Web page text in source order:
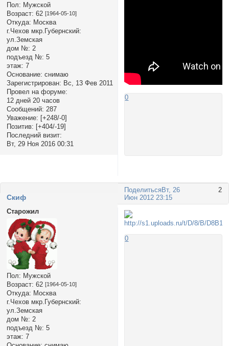
Пол: Мужской
Возраст: 62 [1964-05-10]
Откуда: Москва
г.Чехов мкр.Губернский:
ул.Земская
дом №: 2
подъезд №: 5
этаж: 7
Основание: снимаю
Зарегистрирован: Вс, 13 Фев 2011
Провел на форуме:
12 дней 20 часов
Сообщений: 287
Уважение: [+248/-0]
Позитив: [+404/-19]
Последний визит:
Вт, 29 Ноя 2016 00:31
0
Поделиться 2
Вт, 26
Июн 2012 23:15
Cкиф
Старожил
Пол: Мужской
Возраст: 62 [1964-05-10]
Откуда: Москва
г.Чехов мкр.Губернский:
ул.Земская
дом №: 2
подъезд №: 5
этаж: 7
0